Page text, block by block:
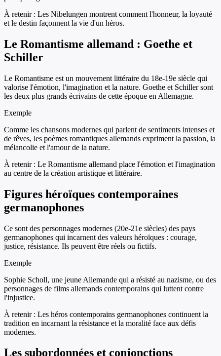
À retenir : Les Nibelungen montrent comment l'honneur, la loyauté
et le destin façonnent la vie d'un héros.
Le Romantisme allemand : Goethe et
Schiller
Le Romantisme est un mouvement littéraire du 18e-19e siècle qui
valorise l'émotion, l'imagination et la nature. Goethe et Schiller sont
les deux plus grands écrivains de cette époque en Allemagne.
Exemple
Comme les chansons modernes qui parlent de sentiments intenses et
de rêves, les poèmes romantiques allemands expriment la passion, la
mélancolie et l'amour de la nature.
À retenir : Le Romantisme allemand place l'émotion et l'imagination
au centre de la création artistique et littéraire.
Figures héroïques contemporaines
germanophones
Ce sont des personnages modernes (20e-21e siècles) des pays
germanophones qui incarnent des valeurs héroïques : courage,
justice, résistance. Ils peuvent être réels ou fictifs.
Exemple
Sophie Scholl, une jeune Allemande qui a résisté au nazisme, ou des
personnages de films allemands contemporains qui luttent contre
l'injustice.
À retenir : Les héros contemporains germanophones continuent la
tradition en incarnant la résistance et la moralité face aux défis
modernes.
Les subordonnées et conjonctions